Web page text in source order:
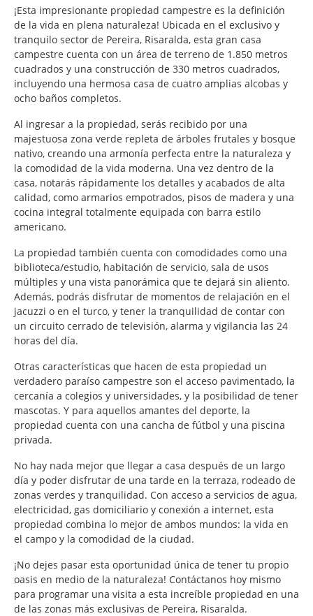
¡Esta impresionante propiedad campestre es la definición
de la vida en plena naturaleza! Ubicada en el exclusivo y
tranquilo sector de Pereira, Risaralda, esta gran casa
campestre cuenta con un área de terreno de 1.850 metros
cuadrados y una construcción de 330 metros cuadrados,
incluyendo una hermosa casa de cuatro amplias alcobas y
ocho baños completos.
Al ingresar a la propiedad, serás recibido por una
majestuosa zona verde repleta de árboles frutales y bosque
nativo, creando una armonía perfecta entre la naturaleza y
la comodidad de la vida moderna. Una vez dentro de la
casa, notarás rápidamente los detalles y acabados de alta
calidad, como armarios empotrados, pisos de madera y una
cocina integral totalmente equipada con barra estilo
americano.
La propiedad también cuenta con comodidades como una
biblioteca/estudio, habitación de servicio, sala de usos
múltiples y una vista panorámica que te dejará sin aliento.
Además, podrás disfrutar de momentos de relajación en el
jacuzzi o en el turco, y tener la tranquilidad de contar con
un circuito cerrado de televisión, alarma y vigilancia las 24
horas del día.
Otras características que hacen de esta propiedad un
verdadero paraíso campestre son el acceso pavimentado, la
cercanía a colegios y universidades, y la posibilidad de tener
mascotas. Y para aquellos amantes del deporte, la
propiedad cuenta con una cancha de fútbol y una piscina
privada.
No hay nada mejor que llegar a casa después de un largo
día y poder disfrutar de una tarde en la terraza, rodeado de
zonas verdes y tranquilidad. Con acceso a servicios de agua,
electricidad, gas domiciliario y conexión a internet, esta
propiedad combina lo mejor de ambos mundos: la vida en
el campo y la comodidad de la ciudad.
¡No dejes pasar esta oportunidad única de tener tu propio
oasis en medio de la naturaleza! Contáctanos hoy mismo
para programar una visita a esta increíble propiedad en una
de las zonas más exclusivas de Pereira, Risaralda.